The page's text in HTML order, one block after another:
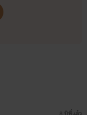
รักของดวงใจ ถือโอกาสล่อลวง
ต แล้วไอ้ที่เคยคิดว่าเด็กมันไม่